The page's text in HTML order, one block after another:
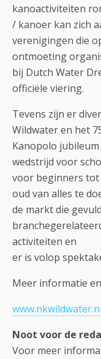
kanoactiviteiten
/ kanoer kan zich
verenigingen die
ontmoeting
bij Dutch Water
officiële viering.
Tevens zijn er
Wildwater en het
Kanopolo
wedstrijd voor
voor beginners tot
oud van alles te
de markt die
activiteiten en
er is volop
Meer informatie
www.nkwildwater.nl
Noot voor de
Voor meer